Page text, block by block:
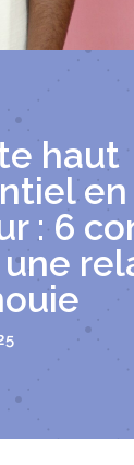
haut
en
: 6